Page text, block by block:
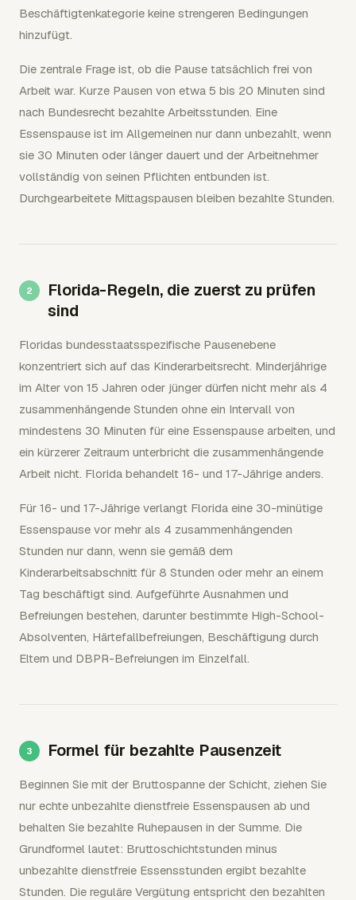
Beschäftigtenkategorie keine strengeren Bedingungen
hinzufügt.
Die zentrale Frage ist, ob die Pause tatsächlich frei von
Arbeit war. Kurze Pausen von etwa 5 bis 20 Minuten sind
nach Bundesrecht bezahlte Arbeitsstunden. Eine
Essenspause ist im Allgemeinen nur dann unbezahlt, wenn
sie 30 Minuten oder länger dauert und der Arbeitnehmer
vollständig von seinen Pflichten entbunden ist.
Durchgearbeitete Mittagspausen bleiben bezahlte Stunden.
Florida-Regeln, die zuerst zu prüfen
sind
Floridas bundesstaatsspezifische Pausenebene
konzentriert sich auf das Kinderarbeitsrecht. Minderjährige
im Alter von 15 Jahren oder jünger dürfen nicht mehr als 4
zusammenhängende Stunden ohne ein Intervall von
mindestens 30 Minuten für eine Essenspause arbeiten, und
ein kürzerer Zeitraum unterbricht die zusammenhängende
Arbeit nicht. Florida behandelt 16- und 17-Jährige anders.
Für 16- und 17-Jährige verlangt Florida eine 30-minütige
Essenspause vor mehr als 4 zusammenhängenden
Stunden nur dann, wenn sie gemäß dem
Kinderarbeitsabschnitt für 8 Stunden oder mehr an einem
Tag beschäftigt sind. Aufgeführte Ausnahmen und
Befreiungen bestehen, darunter bestimmte High-School-
Absolventen, Härtefallbefreiungen, Beschäftigung durch
Eltern und DBPR-Befreiungen im Einzelfall.
Formel für bezahlte Pausenzeit
Beginnen Sie mit der Bruttospanne der Schicht, ziehen Sie
nur echte unbezahlte dienstfreie Essenspausen ab und
behalten Sie bezahlte Ruhepausen in der Summe. Die
Grundformel lautet: Bruttoschichtstunden minus
unbezahlte dienstfreie Essensstunden ergibt bezahlte
Stunden. Die reguläre Vergütung entspricht den bezahlten